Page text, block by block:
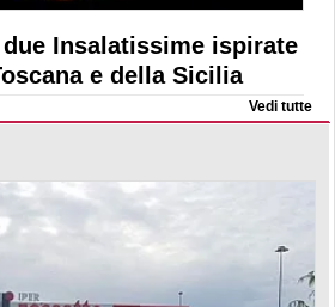
Insalatissime ispirate
e della Sicilia
Vedi tutte